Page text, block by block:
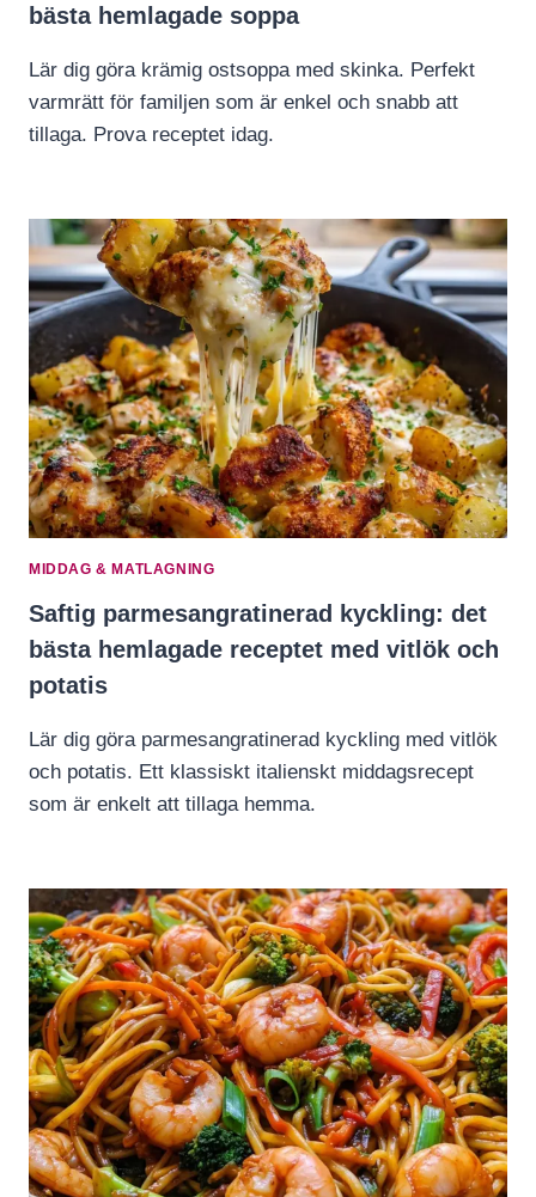
bästa hemlagade soppa
Lär dig göra krämig ostsoppa med skinka. Perfekt
varmrätt för familjen som är enkel och snabb att
tillaga. Prova receptet idag.
MIDDAG & MATLAGNING
Saftig parmesangratinerad kyckling: det
bästa hemlagade receptet med vitlök och
potatis
Lär dig göra parmesangratinerad kyckling med vitlök
och potatis. Ett klassiskt italienskt middagsrecept
som är enkelt att tillaga hemma.